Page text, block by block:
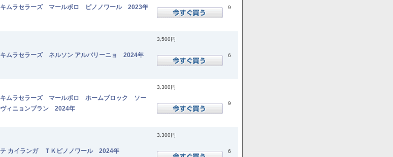
キムラセラーズ マールボロ ピノノワール 2023年 9
キムラセラーズ ネルソン アルバリーニョ 2024年
3,500円
6
キムラセラーズ マールボロ ホームブロック ソー
ヴィニョンブラン 2024年
3,300円
9
テ カイランガ ＴＫピノノワール 2024年
3,300円
6